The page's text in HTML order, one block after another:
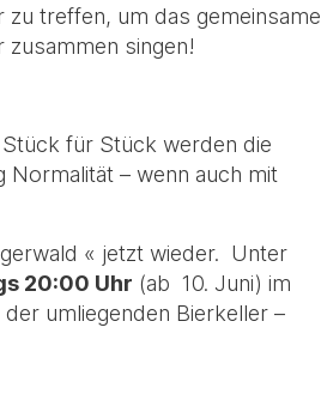
treffen, um das gemeinsame
zusammen singen!
für Stück werden die
Normalität – wenn auch mit
« jetzt wieder. Unter
20:00 Uhr (ab 10. Juni) im
umliegenden Bierkeller –